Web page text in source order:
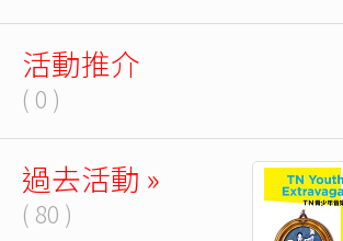
活動推介
( 0 )
過去活動 »
( 80 )